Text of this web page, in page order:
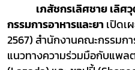
เภสัชกรเลิศชาย เลิศ
กรรมการอาหารและยา เปิดเ
2567) สำนักงานคณะกรรมกา
แนวทางความร่วมมือกับแพล